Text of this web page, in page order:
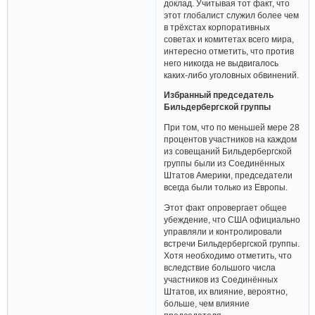
доклад. Учитывая тот факт, что
этот глобалист служил более чем
в трёхстах корпоративных
советах и комитетах всего мира,
интересно отметить, что против
него никогда не выдвигалось
каких-либо уголовных обвинений.
Избранный председатель
Бильдербергской группы
При том, что по меньшей мере 28
процентов участников на каждом
из совещаний Бильдербергской
группы были из Соединённых
Штатов Америки, председатели
всегда были только из Европы.
Этот факт опровергает общее
убеждение, что США официально
управляли и контролировали
встречи Бильдербергской группы.
Хотя необходимо отметить, что
вследствие большого числа
участников из Соединённых
Штатов, их влияние, вероятно,
больше, чем влияние